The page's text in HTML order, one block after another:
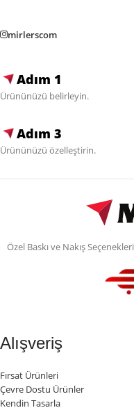
mirlerscom
Adım 1
Ürününüzü belirleyin.
Adım 3
Ürününüzü özelleştirin.
Özel Baskı ve Nakış
Alışveriş
Fırsat Ürünleri
Çevre Dostu Ürünler
Kendin Tasarla